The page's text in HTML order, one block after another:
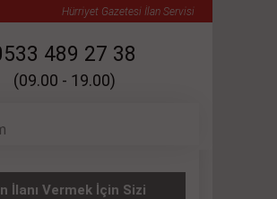
Hürriyet Gazetesi İlan Servisi
489 27 38
(09.00 - 19.00)